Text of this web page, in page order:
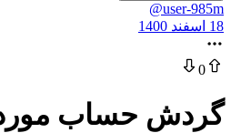
@user-985m
18 اسفند 1400
0
گردش حساب مورد